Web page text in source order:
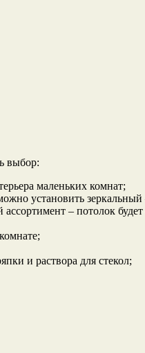
выбор:
маленьких комнат;
установить
– потолок
и раствора для стекол;